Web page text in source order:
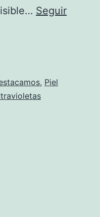
Seguir
, Piel